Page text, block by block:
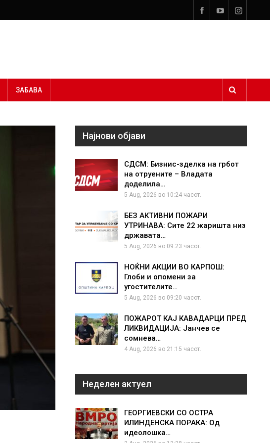
ЗАБАВА
Најнови објави
СДСМ: Бизнис-зделка на грбот
на отруените – Владата
доделила…
5 Aug, 2026 во 10:24 часот.
БЕЗ АКТИВНИ ПОЖАРИ
УТРИНАВА: Сите 22 жаришта низ
државата…
5 Aug, 2026 во 09:23 часот.
НОЌНИ АКЦИИ ВО КАРПОШ:
Глоби и опомени за
угостителите…
5 Aug, 2026 во 09:20 часот.
ПОЖАРОТ КАЈ КАВАДАРЦИ ПРЕД
ЛИКВИДАЦИЈА: Јанчев се
сомнева…
4 Aug, 2026 во 21:15 часот.
Неделен актуел
ГЕОРГИЕВСКИ СО ОСТРА
ИЛИНДЕНСКА ПОРАКА: Од
идеолошка…